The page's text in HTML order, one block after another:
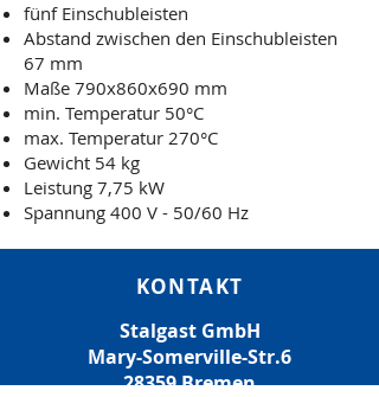
fünf Einschubleisten
Abstand zwischen den Einschubleisten
67 mm
Maße 790x860x690 mm
min. Temperatur 50°C
max. Temperatur 270°C
Gewicht 54 kg
Leistung 7,75 kW
Spannung 400 V - 50/60 Hz
KONTAKT
Stalgast GmbH
Mary-Somerville-Str.6
28359 Bremen